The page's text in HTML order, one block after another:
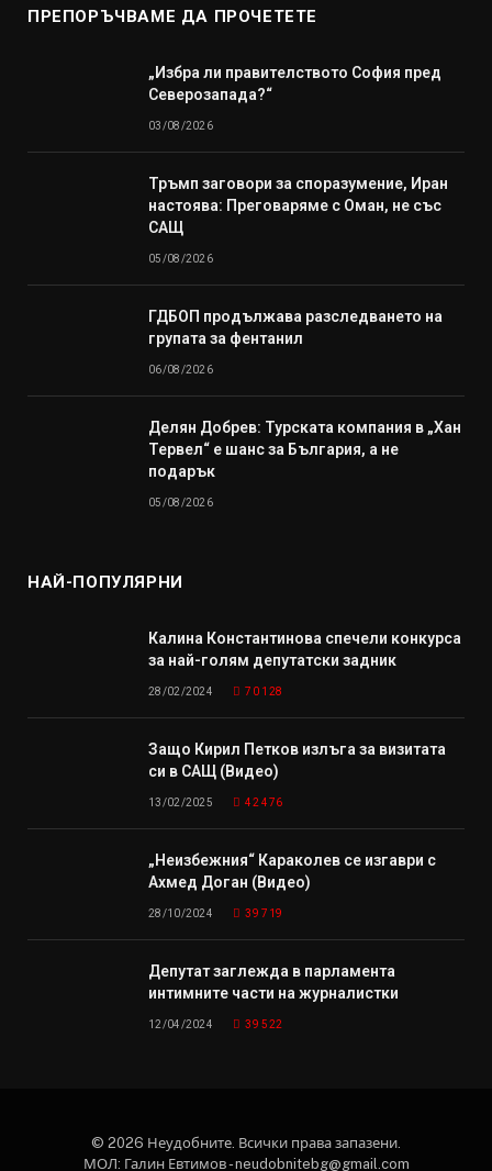
ПРЕПОРЪЧВАМЕ ДА ПРОЧЕТЕТЕ
„Избра ли правителството София пред
Северозапада?“
03/08/2026
Тръмп заговори за споразумение, Иран
настоява: Преговаряме с Оман, не със
САЩ
05/08/2026
ГДБОП продължава разследването на
групата за фентанил
06/08/2026
Делян Добрев: Турската компания в „Хан
Тервел“ е шанс за България, а не
подарък
05/08/2026
НАЙ-ПОПУЛЯРНИ
Калина Константинова спечели конкурса
за най-голям депутатски задник
28/02/2024 70 128
Защо Кирил Петков излъга за визитата
си в САЩ (Видео)
13/02/2025 42 476
„Неизбежния“ Караколев се изгаври с
Ахмед Доган (Видео)
28/10/2024 39 719
Депутат заглежда в парламента
интимните части на журналистки
12/04/2024 39 522
© 2026 Неудобните. Всички права запазени.
МОЛ: Галин Евтимов - neudobnitebg@gmail.com